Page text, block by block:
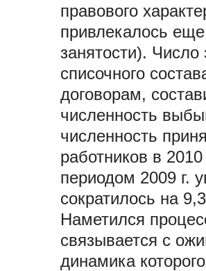
правового
привлекалось
занятости).
списочного
договорам,
численность
численность
работников в
периодом 2009 г.
сократилось на
Наметился
связывается с
динамика